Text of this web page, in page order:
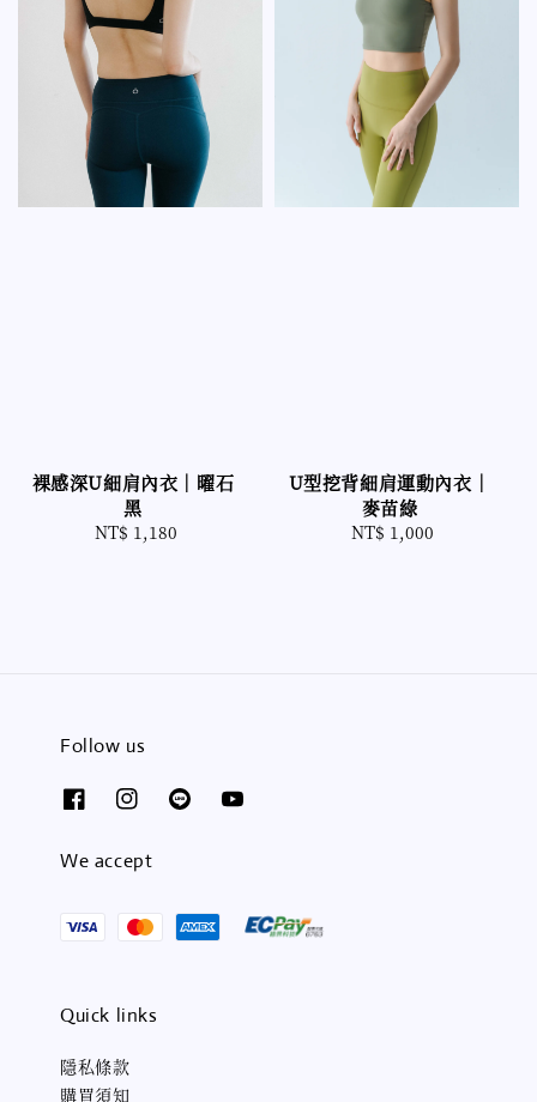
裸感深U細肩內衣｜曜石
黑
Regular
NT$ 1,180
U型挖背細肩運動內衣｜
麥苗綠
Regular
NT$ 1,000
Follow us
We accept
Quick links
隱私條款
購買須知